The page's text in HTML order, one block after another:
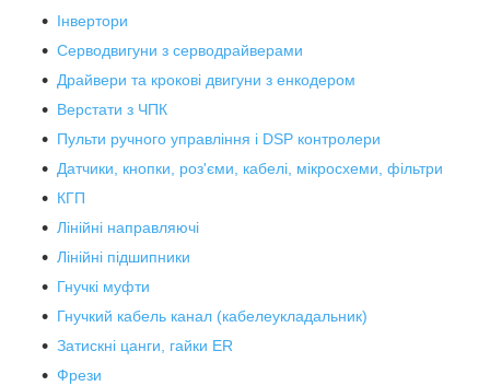
Інвертори
Серводвигуни з серводрайверами
Драйвери та крокові двигуни з енкодером
Верстати з ЧПК
Пульти ручного управління і DSP контролери
Датчики, кнопки, роз'єми, кабелі, мікросхеми, фільтри
КГП
Лінійні направляючі
Лінійні підшипники
Гнучкі муфти
Гнучкий кабель канал (кабелеукладальник)
Затискні цанги, гайки ER
Фрези